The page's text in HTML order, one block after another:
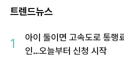
트렌드뉴스
1
아이 둘이면 고속도로 통행
인…오늘부터 신청 시작